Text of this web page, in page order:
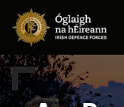
Skip to main